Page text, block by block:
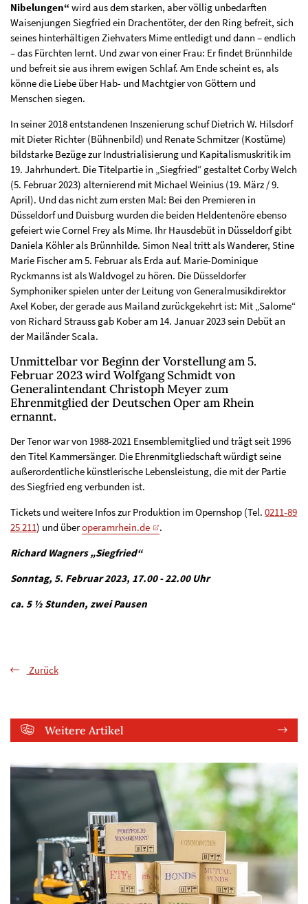
Nibelungen“ wird aus dem starken, aber völlig unbedarften
Waisenjungen Siegfried ein Drachentöter, der den Ring befreit, sich
seines hinterhältigen Ziehvaters Mime entledigt und dann – endlich
– das Fürchten lernt. Und zwar von einer Frau: Er findet Brünnhilde
und befreit sie aus ihrem ewigen Schlaf. Am Ende scheint es, als
könne die Liebe über Hab- und Machtgier von Göttern und
Menschen siegen.
In seiner 2018 entstandenen Inszenierung schuf Dietrich W. Hilsdorf
mit Dieter Richter (Bühnen­bild) und Renate Schmitzer (Kostüme)
bildstarke Bezüge zur Industrialisierung und Kapitalismus­kritik im
19. Jahr­hundert. Die Titelpartie in „Siegfried“ gestaltet Corby Welch
(5. Februar 2023) alternierend mit Michael Weinius (19. März / 9.
April). Und das nicht zum ersten Mal: Bei den Premieren in
Düsseldorf und Duisburg wurden die beiden Heldentenöre ebenso
gefeiert wie Cornel Frey als Mime. Ihr Hausdebüt in Düsseldorf gibt
Daniela Köhler als Brünnhilde. Simon Neal tritt als Wanderer, Stine
Marie Fischer am 5. Feb­ruar als Erda auf. Marie-Dominique
Ryckmanns ist als Waldvogel zu hören. Die Düsseldorfer
Symphoniker spielen unter der Leitung von Generalmusik­direktor
Axel Kober, der gerade aus Mailand zurückgekehrt ist: Mit „Salome“
von Richard Strauss gab Kober am 14. Januar 2023 sein Debüt an
der Mailänder Scala.
Unmittelbar vor Beginn der Vorstellung am 5.
Februar 2023 wird Wolfgang Schmidt von
Generalintendant Christoph Meyer zum
Ehrenmitglied der Deutschen Oper am Rhein
ernannt.
Der Tenor war von 1988-2021 Ensemblemitglied und trägt seit 1996
den Titel Kammersänger. Die Ehrenmitgliedschaft würdigt seine
außerordentliche künstlerische Lebens­leistung, die mit der Partie
des Siegfried eng verbunden ist.
Tickets und weitere Infos zur Produktion im Opernshop (Tel. 0211-89
25 211) und überoperamrhein.de
.
Richard Wagners „Siegfried“
Sonntag, 5. Februar 2023, 17.00 - 22.00 Uhr
ca. 5 ½ Stunden, zwei Pausen
Zurück
Weitere Artikel